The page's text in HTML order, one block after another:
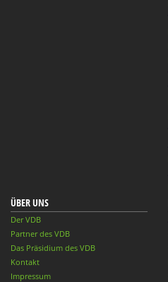
ÜBER UNS
Der VDB
Partner des VDB
Das Präsidium des VDB
Kontakt
Impressum